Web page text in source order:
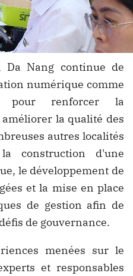
Da Nang continue de
numérique comme
pour renforcer la
la qualité des
autres localités
construction d'une
le développement de
et la mise en place
de gestion afin de
de gouvernance.
menées sur le
et responsables